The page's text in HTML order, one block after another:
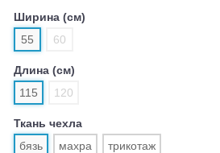
Ширина (см)
55
60
Длина (см)
115
120
Ткань чехла
бязь
махра трикотаж